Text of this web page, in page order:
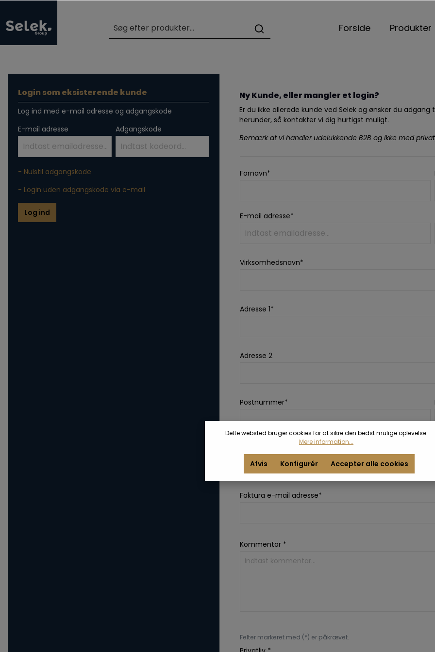
Forside Produkter
Login som eksisterende kunde
Log ind med e-mail adresse og adgangskode
E-mail adresse
Adgangskode
- Nulstil adgangskode
- Login uden adgangskode via e-mail
Log ind
Ny Kunde, eller mangler et login?
Er du ikke allerede kunde ved Selek og ønsker du
herunder, så kontakter vi dig hurtigst muligt.
Bemærk at vi handler udelukkende B2B og ikke med
Fornavn*
E-mail adresse*
Virksomhedsnavn*
Adresse 1*
Adresse 2
Postnummer*
Faktura e-mail adresse*
Kommentar *
Felter markeret med (*) er påkrævet.
Dette websted bruger cookies for at sikre den bedst mulige oplevelse.
Mere information...
Afvis Konfigurér Accepter alle cookies